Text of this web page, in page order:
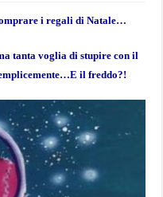
i regali di Natale…
tanta voglia di stupire con il
il freddo?!